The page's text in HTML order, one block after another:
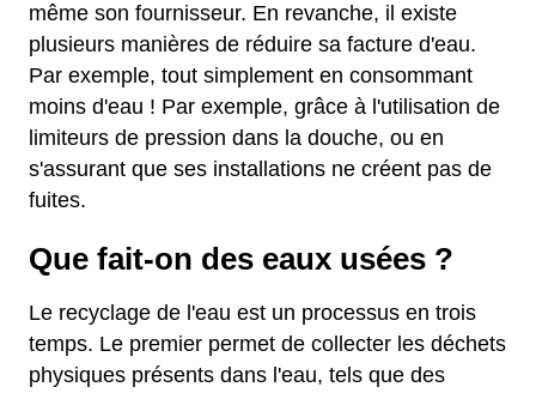
même son fournisseur. En revanche, il existe
plusieurs manières de réduire sa facture d'eau.
Par exemple, tout simplement en consommant
moins d'eau ! Par exemple, grâce à l'utilisation de
limiteurs de pression dans la douche, ou en
s'assurant que ses installations ne créent pas de
fuites.
Que fait-on des eaux usées ?
Le recyclage de l'eau est un processus en trois
temps. Le premier permet de collecter les déchets
physiques présents dans l'eau, tels que des